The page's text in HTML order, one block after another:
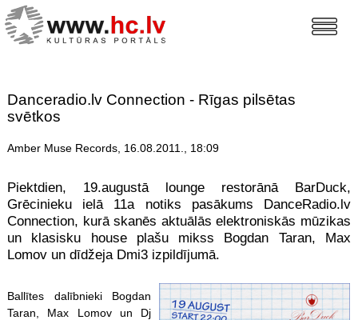
Danceradio.lv Connection - Rīgas pilsētas
svētkos
Amber Muse Records, 16.08.2011., 18:09
Piektdien, 19.augustā lounge restorānā BarDuck,
Grēcinieku ielā 11a notiks pasākums DanceRadio.lv
Connection, kurā skanēs aktuālās elektroniskās mūzikas
un klasisku house plašu mikss Bogdan Taran, Max
Lomov un dīdžeja Dmi3 izpildījumā.
Ballītes dalībnieki Bogdan
Taran, Max Lomov un Dj